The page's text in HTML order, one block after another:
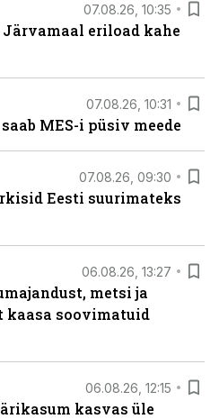
07.08.26, 10:35
eriload kahe
07.08.26, 10:31
MES-i püsiv meede
07.08.26, 09:30
Eesti suurimateks
06.08.26, 13:27
metsi ja
kaasa soovimatuid
06.08.26, 12:15
kasvas üle